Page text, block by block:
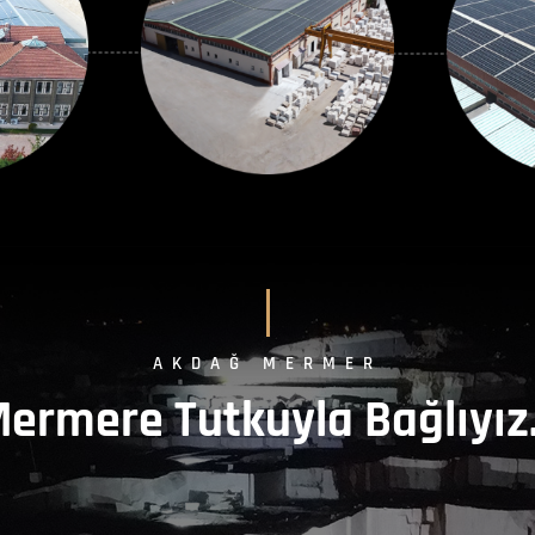
AKDAĞ MERMER
Tutkuyla